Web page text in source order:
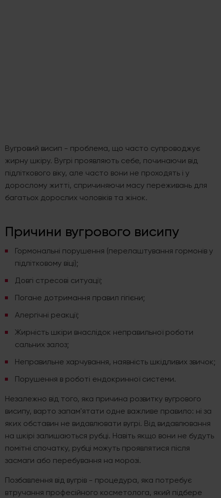
Вугровий висип - проблема, що часто супроводжує
жирну шкіру. Вугрі проявляють себе, починаючи від
підліткового віку, але часто вони не проходять і у
дорослому житті, спричиняючи масу переживань для
багатьох дорослих чоловіків та жінок.
Причини вугрового висипу
Гормональні порушення (перелаштування гормонів у
підлітковому віці);
Довгі стресові ситуації;
Погане дотримання правил гігієни;
Алергічні реакції;
Жирність шкіри внаслідок неправильної роботи
сальних залоз;
Неправильне харчування, наявність шкідливих звичок;
Порушення в роботі ендокринної системи.
Незалежно від того, яка причина розвитку вугрового
висипу, варто запам'ятати одне важливе правило: ні за
яких обставин не видавлювати вугрі. Від видавлювання
на шкірі залишаються рубці. Навіть якщо вони не будуть
помітні спочатку, рубці можуть проявлятися після
засмаги або перебування на морозі.
Позбавлення від вугрів - процедура, яка потребує
втручання професійного косметолога, який підбере